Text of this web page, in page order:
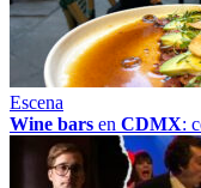
Escena
Wine bars en CDMX: